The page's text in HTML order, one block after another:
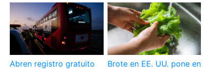
Abren registro gratuito
Brote en EE. UU. pone en